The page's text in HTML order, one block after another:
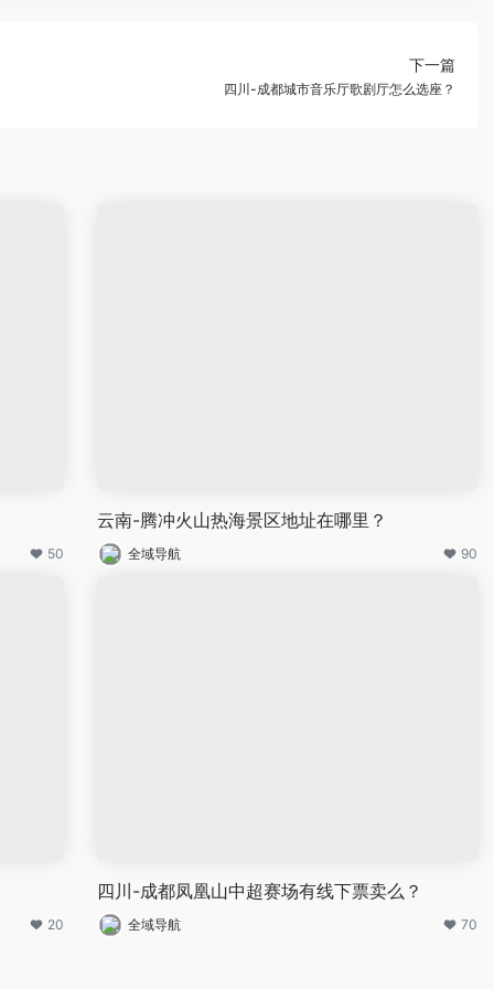
下一篇
四川-成都城市音乐厅歌剧厅怎么选座？
50
云南-腾冲火山热海景区地址在哪里？
全域导航 90
20
四川-成都凤凰山中超赛场有线下票卖么？
全域导航 70